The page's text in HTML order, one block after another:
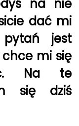
na nie
dać mi
jest
mi się
Na te
się dziś